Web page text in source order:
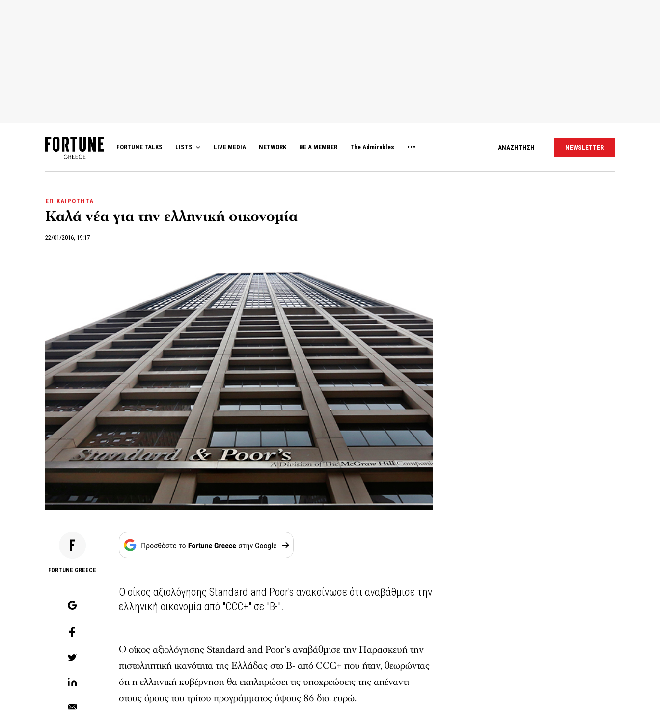
FORTUNE TALKS LISTS LIVE MEDIA NETWORK BE A MEMBER The Admirables ΑΝΑΖΗΤΗΣΗ NEWSLETTER
ΕΠΙΚΑΙΡΟΤΗΤΑ
Καλά νέα για την ελληνική οικονομία
22/01/2016, 19:17
FORTUNE GREECE
Ο οίκος αξιολόγησης Standard and Poor's ανακοίνωσε ότι αναβάθμισε την
ελληνική οικονομία από "CCC+" σε "Β-".
Ο οίκος αξιολόγησης Standard and Poor’s αναβάθμισε την Παρασκευή την
πιστοληπτική ικανότητα της Ελλάδας στο Β- από CCC+ που ήταν, θεωρώντας
ότι η ελληνική κυβέρνηση θα εκπληρώσει τις υποχρεώσεις της απέναντι
στους όρους του τρίτου προγράμματος ύψους 86 δισ. ευρώ.